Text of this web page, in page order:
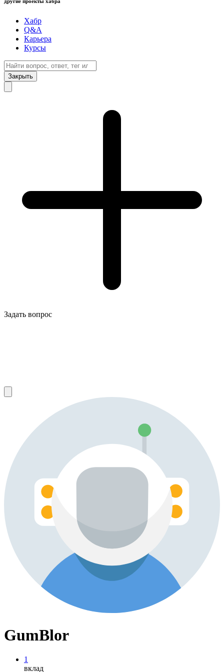
Хабр
Q&A
Карьера
Курсы
Закрыть
Задать вопрос
GumBlor
1
вклад